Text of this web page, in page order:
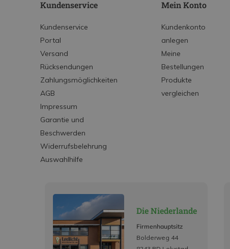
Kundenservice
Kundenservice
Portal
Versand
Rücksendungen
Zahlungsmöglichkeiten
AGB
Impressum
Garantie und
Beschwerden
Widerrufsbelehrung
Auswahlhilfe
Mein Konto
Kundenkonto
anlegen
Meine
Bestellungen
Produkte
vergleichen
Die Niederlande
Firmenhauptsitz
Bolderweg 44